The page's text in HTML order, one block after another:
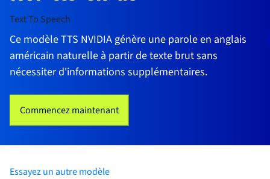
Text To Speech
Ce modèle TTS NVIDIA génère une parole en anglais
américain naturelle à partir de texte brut sans
nécessiter d'informations supplémentaires.
Commencez maintenant
Essayez un autre modèle